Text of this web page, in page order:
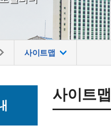
사이트맵
사이트맵